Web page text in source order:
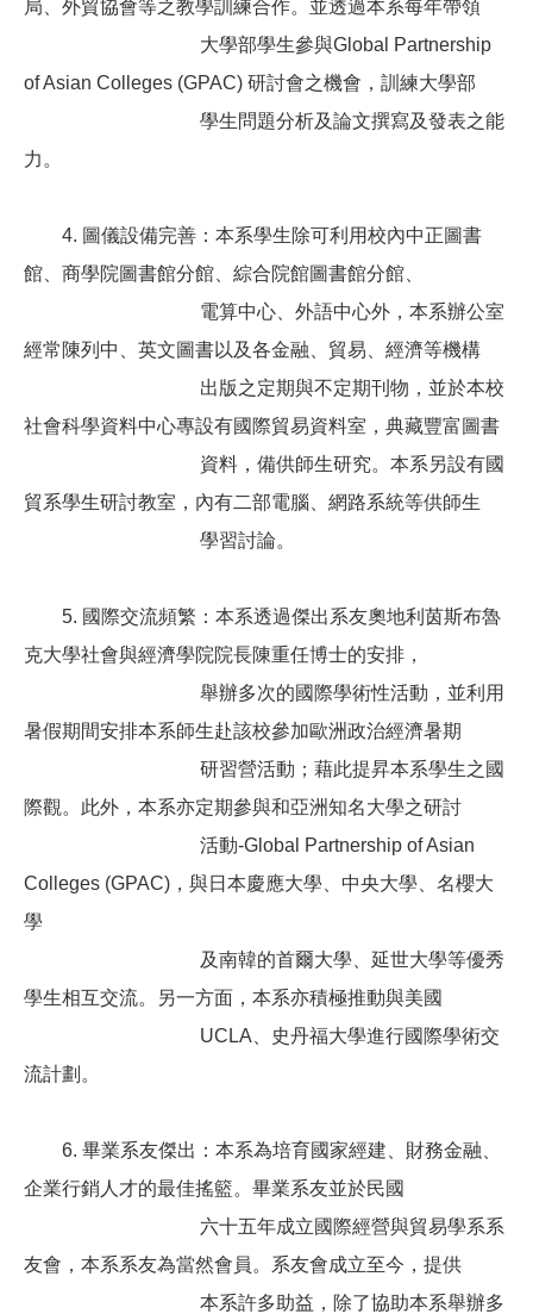
局、外貿協會等之教學訓練合作。並透過本系每年帶領
大學部學生參與Global Partnership
of Asian Colleges (GPAC) 研討會之機會， 訓練大學部
學生問題分析及論文撰寫及發表之能
力。
4. 圖儀設備完善：本系學生除可利用校內中正圖書
館、商學院圖書館分館、綜合院館圖書館分館、
電算中心、外語中心外，本系辦公室
經常陳列中、英文圖書以及各金融、貿易、經濟等機構
出版之定期與不定期刊物，並於本校
社會科學資料中心專設有國際貿易資料室，典藏豐富圖書
資料，備供師生研究。本系另設有國
貿系學生研討教室，內有二部電腦、網路系統等供師生
學習討論。
5. 國際交流頻繁：本系透過傑出系友奧地利茵斯布魯
克大學社會與經濟學院院長陳重任博士的安排，
舉辦多次的國際學術性活動，並利用
暑假期間安排本系師生赴該校參加歐洲政治經濟暑期
研習營活動；藉此提昇本系學生之國
際觀。此外，本系亦定期參與和亞洲知名大學之研討
活動-Global Partnership of Asian
Colleges (GPAC)，與日本慶應大學、中央大學、名櫻大
學
及南韓的首爾大學、延世大學等優秀
學生相互交流。另一方面，本系亦積極推動與美國
UCLA、史丹福大學進行國際學術交
流計劃。
6. 畢業系友傑出：本系為培育國家經建、財務金融、
企業行銷人才的最佳搖籃。畢業系友並於民國
六十五年成立國際經營與貿易學系系
友會，本系系友為當然會員。系友會成立至今，提供
本系許多助益，除了協助本系舉辦多